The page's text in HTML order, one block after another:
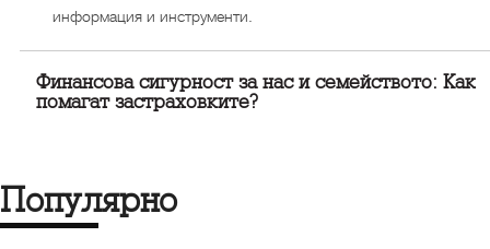
информация и инструменти.
Финансова сигурност за нас и семейството: Как
помагат застраховките?
Популярно